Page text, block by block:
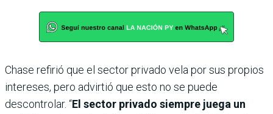
Chase refirió que el sector privado vela por sus propios
intereses, pero advirtió que esto no se puede
descontrolar. “El sector privado siempre juega un